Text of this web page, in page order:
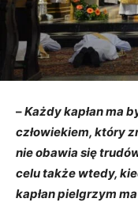
–Każdy kapłan ma
człowiekiem, który
nie obawia się
celu także wtedy,
kapłan pielgrzym